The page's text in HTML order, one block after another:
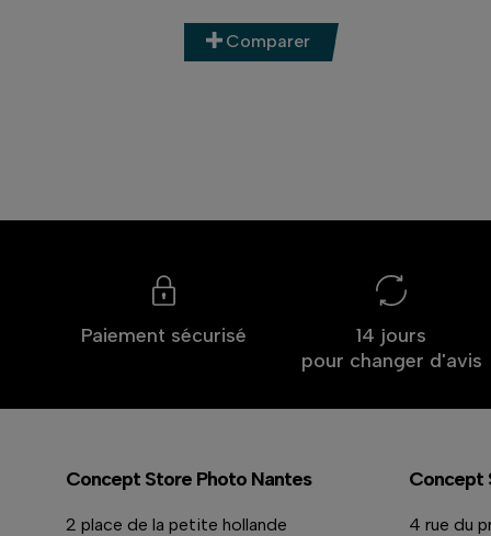
Comparer
Paiement sécurisé
14 jours
pour changer d'avis
Concept Store Photo Nantes
2 place de la petite hollande
Concept
4 rue du